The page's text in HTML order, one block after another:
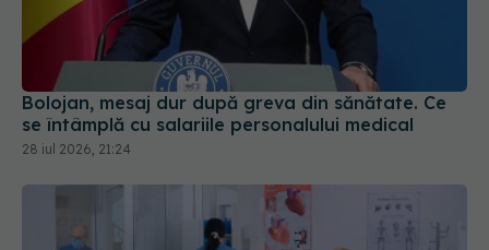
Bolojan, mesaj dur după greva din sănătate. Ce
se întâmplă cu salariile personalului medical
28 iul 2026, 21:24